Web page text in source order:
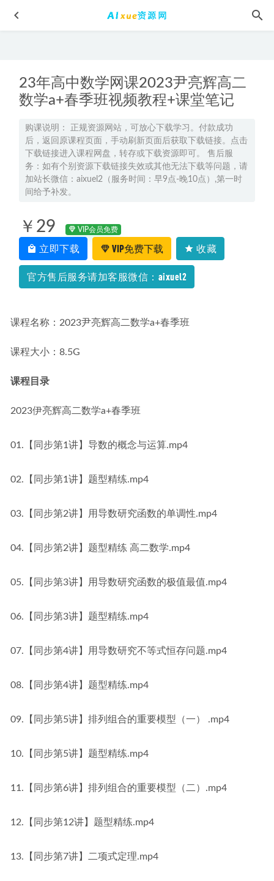
23年高中数学网课2023尹亮辉高二
数学a+春季班视频教程+课堂笔记
购课说明： 正规资源网站，可放心下载学习。付款成功
后，返回原课程页面，手动刷新页面后获取下载链接。点击
下载链接进入课程网盘，转存或下载资源即可。 售后服
务：如有个别资源下载链接失效或其他无法下载等问题，请
加站长微信：aixuel2（服务时间：早9点-晚10点）,第一时
间给予补发。
￥29 VIP会员免费
立即下载 VIP免费下载 收藏
官方售后服务请加客服微信：aixuel2
课程名称：2023尹亮辉高二数学a+春季班
课程大小：8.5G
课程目录
2023伊亮辉高二数学a+春季班
01.【同步第1讲】导数的概念与运算.mp4
02.【同步第1讲】题型精练.mp4
03.【同步第2讲】用导数研究函数的单调性.mp4
04.【同步第2讲】题型精练 高二数学.mp4
05.【同步第3讲】用导数研究函数的极值最值.mp4
06.【同步第3讲】题型精练.mp4
07.【同步第4讲】用导数研究不等式恒存问题.mp4
08.【同步第4讲】题型精练.mp4
09.【同步第5讲】排列组合的重要模型（一） .mp4
10.【同步第5讲】题型精练.mp4
11.【同步第6讲】排列组合的重要模型（二）.mp4
12.【同步第12讲】题型精练.mp4
13.【同步第7讲】二项式定理.mp4
德云社郭德纲相声全集百度网盘打包下载 2023-05-08
2026年龙坚高一英语视频教程下学期寒假班教学网课 2026-
02-01
2024田夏林高三数学暑假班课程高考数学一轮复习教程
车载优盘音乐陕北民歌贺国丰无损音质歌歌曲全集百度网盘
打包下载 2023-04-16
2025金晶高考生物技巧提升课 2025-01-30